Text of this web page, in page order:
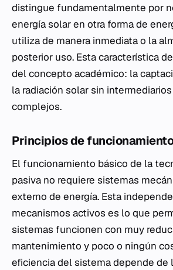
distingue fundamentalmente por
energía solar en otra forma de
utiliza de manera inmediata o la
posterior uso. Esta característica
del concepto académico: la
la radiación solar sin
complejos.
Principios de funcionamiento
El funcionamiento básico de la
pasiva no requiere sistemas
externo de energía. Esta
mecanismos activos es lo que
sistemas funcionen con muy
mantenimiento y poco o ningún
eficiencia del sistema depende de